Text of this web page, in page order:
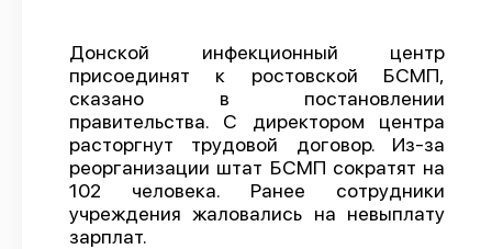
Отчеты
Предложить публикацию
Справочник
API
О проекте
Донской инфекционный центр
присоединят к ростовской БСМП,
сказано в постановлении
правительства. С директором центра
расторгнут трудовой договор. Из-за
реорганизации штат БСМП сократят на
102 человека. Ранее сотрудники
учреждения жаловались на невыплату
зарплат.